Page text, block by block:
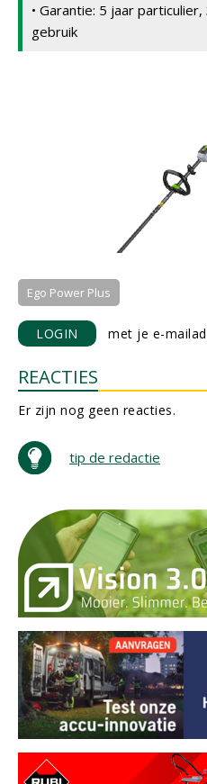
• Garantie: 5 jaar
gebruik
Ego Power Plus
LOGIN met je e-
REACTIES
Er zijn nog geen reacties.
tip de redactie